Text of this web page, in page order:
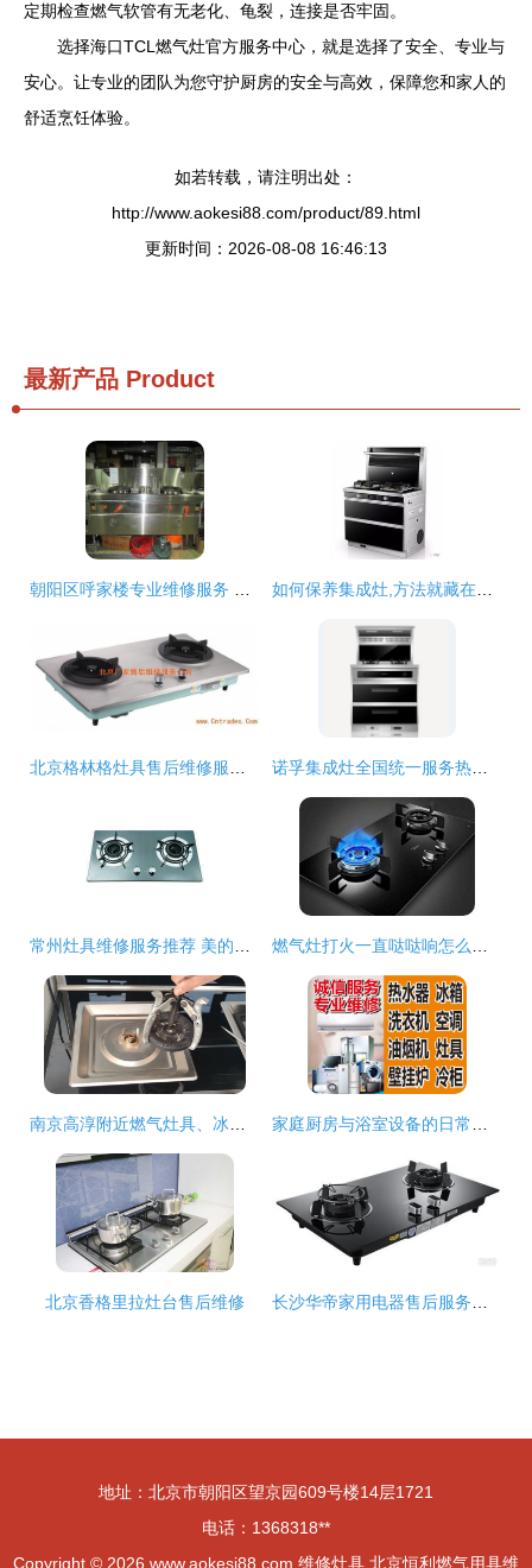
定期检查燃气软管有无老化、龟裂，连接是否牢固。
选择海口TCL燃气灶官方服务中心，就是选择了安全、专业与
安心。让专业的团队为您守护厨房的安全与高效，保障您和家人的
舒适烹饪体验。
如若转载，请注明出处：
http://www.aokesi88.com/product/89.html
更新时间：2026-08-08 16:46:13
最新产品 Product
北京香格里拉灶台售后维修
地址：北京市朝阳区望京园609号楼14层1721
电话：1368318**
Copyright © 2026 www.aokesi88.com 维修灶具 北京恒利燃气用具维